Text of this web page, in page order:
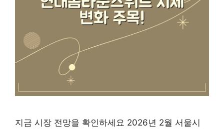
지금 시장 전망을 확인하세요 2026년 2월 서울시